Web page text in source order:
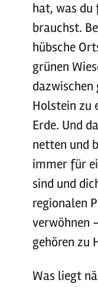
hat, was du
brauchst.
hübsche
grünen
dazwischen
Holstein zu
Erde. Und
netten und
immer für
sind und
regionalen
verwöhnen
gehören zu
Was liegt